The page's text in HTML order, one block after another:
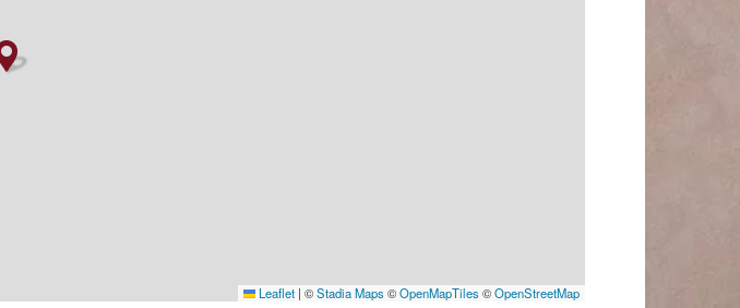
Leaflet | ©Stadia Maps ©OpenMapTiles ©OpenStreetMap